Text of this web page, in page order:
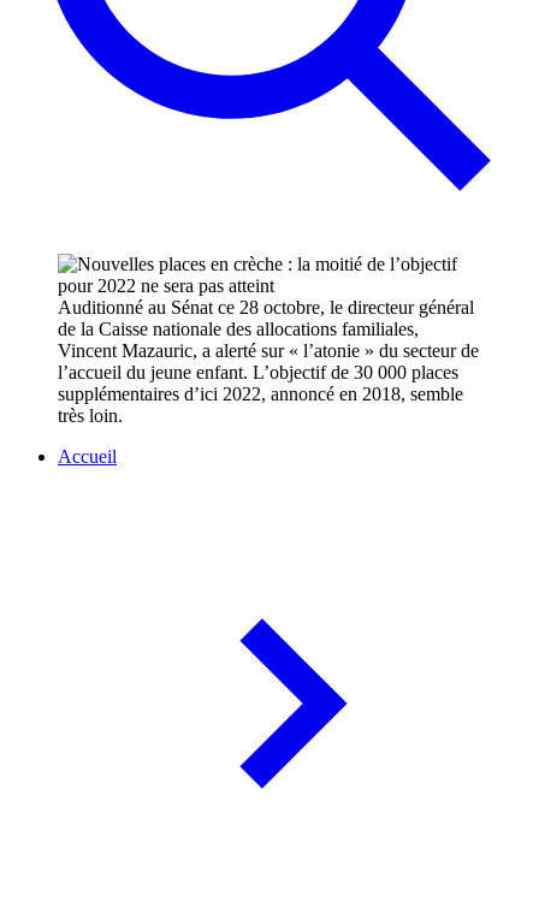
Auditionné au Sénat ce 28 octobre, le directeur général
de la Caisse nationale des allocations familiales,
Vincent Mazauric, a alerté sur « l’atonie » du secteur de
l’accueil du jeune enfant. L’objectif de 30 000 places
supplémentaires d’ici 2022, annoncé en 2018, semble
très loin.
Accueil